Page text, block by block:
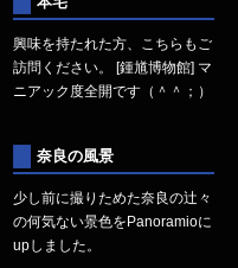
興味を持たれた方、こちらもご
訪問ください。 [鍾馗博物館] マ
ニアック度全開です（＾＾；）
奈良の風景
少し前に撮りためた奈良の辻々
の何気ない景色を Panoramioに
upしました。